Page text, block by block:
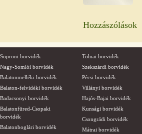
Hozzászólások
Soproni borvidék
Nagy-Somlói borvidék
Balatonmelléki borvidék
Balaton-felvidéki borvidék
Badacsonyi borvidék
Balatonfüred-Csopaki
borvidék
Balatonboglári borvidék
Tolnai borvidék
Szekszárdi borvidék
Pécsi borvidék
Villányi borvidék
Hajós-Bajai borvidék
Kunsági borvidék
Csongrádi borvidék
Mátrai borvidék